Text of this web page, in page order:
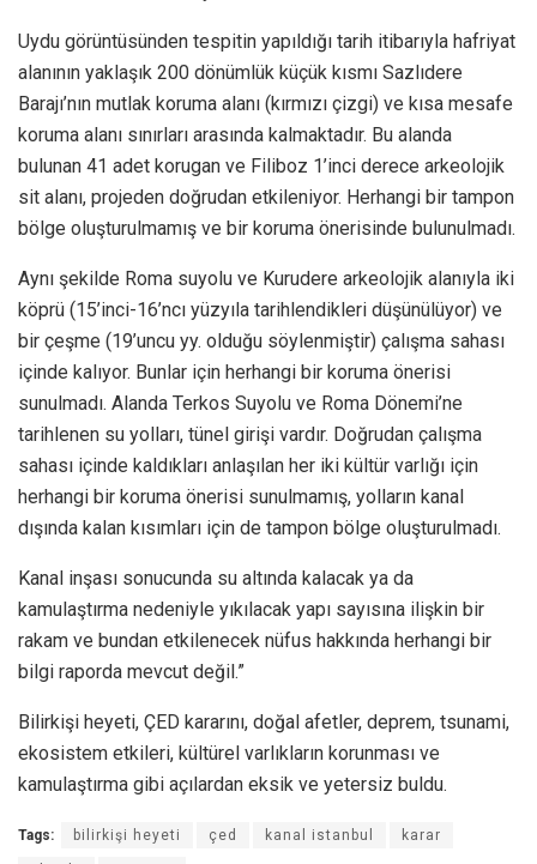
Uydu görüntüsünden tespitin yapıldığı tarih itibarıyla hafriyat
alanının yaklaşık 200 dönümlük küçük kısmı Sazlıdere
Barajı’nın mutlak koruma alanı (kırmızı çizgi) ve kısa mesafe
koruma alanı sınırları arasında kalmaktadır. Bu alanda
bulunan 41 adet korugan ve Filiboz 1’inci derece arkeolojik
sit alanı, projeden doğrudan etkileniyor. Herhangi bir tampon
bölge oluşturulmamış ve bir koruma önerisinde bulunulmadı.
Aynı şekilde Roma suyolu ve Kurudere arkeolojik alanıyla iki
köprü (15’inci-16’ncı yüzyıla tarihlendikleri düşünülüyor) ve
bir çeşme (19’uncu yy. olduğu söylenmiştir) çalışma sahası
içinde kalıyor. Bunlar için herhangi bir koruma önerisi
sunulmadı. Alanda Terkos Suyolu ve Roma Dönemi’ne
tarihlenen su yolları, tünel girişi vardır. Doğrudan çalışma
sahası içinde kaldıkları anlaşılan her iki kültür varlığı için
herhangi bir koruma önerisi sunulmamış, yolların kanal
dışında kalan kısımları için de tampon bölge oluşturulmadı.
Kanal inşası sonucunda su altında kalacak ya da
kamulaştırma nedeniyle yıkılacak yapı sayısına ilişkin bir
rakam ve bundan etkilenecek nüfus hakkında herhangi bir
bilgi raporda mevcut değil.”
Bilirkişi heyeti, ÇED kararını, doğal afetler, deprem, tsunami,
ekosistem etkileri, kültürel varlıkların korunması ve
kamulaştırma gibi açılardan eksik ve yetersiz buldu.
Tags: bilirkişi heyeti çed kanal istanbul karar